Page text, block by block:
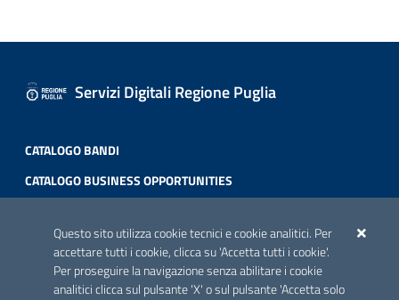
Questo sito utilizza cookie tecnici e cookie analitici. Per
accettare tutti i cookie, clicca su 'Accetta tutti i cookie'.
Per proseguire la navigazione senza abilitare i cookie
analitici clicca sul pulsante 'X' o sul pulsante 'Accetta solo
Servizi Digitali Regione Puglia
CATALOGO BANDI
CATALOGO BUSINESS OPPORTUNITIES
Scheda informativa accreditamento